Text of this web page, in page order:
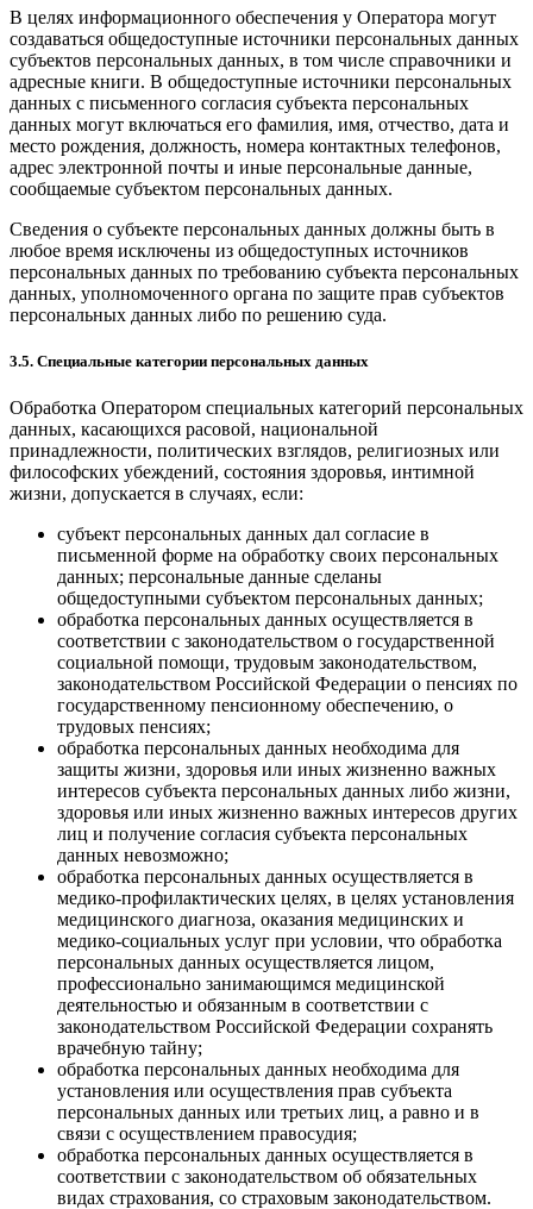
В целях информационного обеспечения у Оператора могут
создаваться общедоступные источники персональных данных
субъектов персональных данных, в том числе справочники и
адресные книги. В общедоступные источники персональных
данных с письменного согласия субъекта персональных
данных могут включаться его фамилия, имя, отчество, дата и
место рождения, должность, номера контактных телефонов,
адрес электронной почты и иные персональные данные,
сообщаемые субъектом персональных данных.
Сведения о субъекте персональных данных должны быть в
любое время исключены из общедоступных источников
персональных данных по требованию субъекта персональных
данных, уполномоченного органа по защите прав субъектов
персональных данных либо по решению суда.
3.5. Специальные категории персональных данных
Обработка Оператором специальных категорий персональных
данных, касающихся расовой, национальной
принадлежности, политических взглядов, религиозных или
философских убеждений, состояния здоровья, интимной
жизни, допускается в случаях, если:
субъект персональных данных дал согласие в
письменной форме на обработку своих персональных
данных; персональные данные сделаны
общедоступными субъектом персональных данных;
обработка персональных данных осуществляется в
соответствии с законодательством о государственной
социальной помощи, трудовым законодательством,
законодательством Российской Федерации о пенсиях по
государственному пенсионному обеспечению, о
трудовых пенсиях;
обработка персональных данных необходима для
защиты жизни, здоровья или иных жизненно важных
интересов субъекта персональных данных либо жизни,
здоровья или иных жизненно важных интересов других
лиц и получение согласия субъекта персональных
данных невозможно;
обработка персональных данных осуществляется в
медико-профилактических целях, в целях установления
медицинского диагноза, оказания медицинских и
медико-социальных услуг при условии, что обработка
персональных данных осуществляется лицом,
профессионально занимающимся медицинской
деятельностью и обязанным в соответствии с
законодательством Российской Федерации сохранять
врачебную тайну;
обработка персональных данных необходима для
установления или осуществления прав субъекта
персональных данных или третьих лиц, а равно и в
связи с осуществлением правосудия;
обработка персональных данных осуществляется в
соответствии с законодательством об обязательных
видах страхования, со страховым законодательством.